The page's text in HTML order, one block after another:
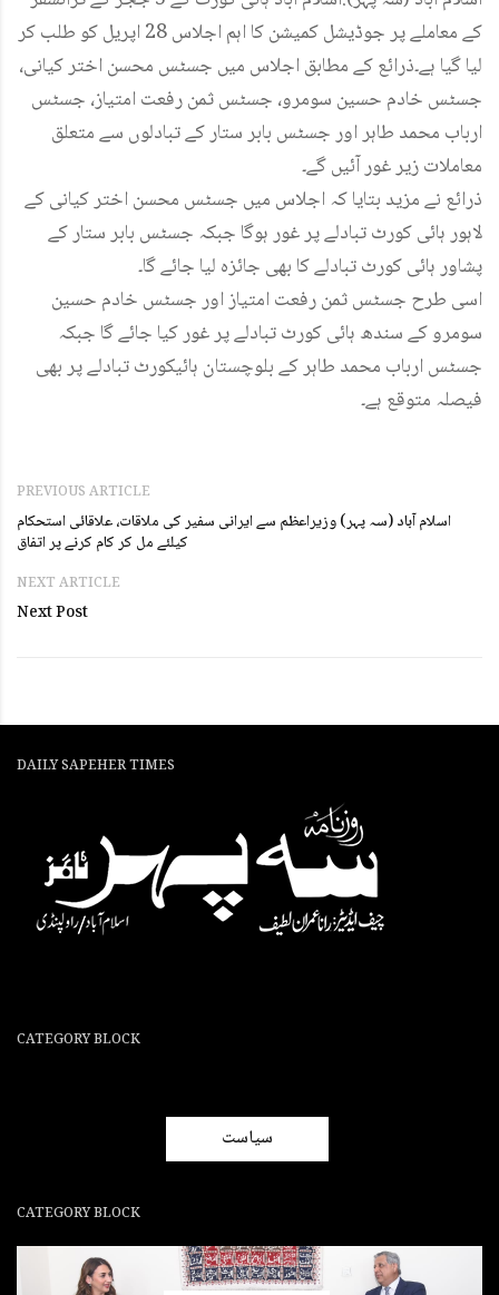
کے معاملے پر جوڈیشل کمیشن کا اہم اجلاس 28 اپریل کو طلب کر
لیا گیا ہے۔ذرائع کے مطابق اجلاس میں جسٹس محسن اختر کیانی،
جسٹس خادم حسین سومرو، جسٹس ثمن رفعت امتیاز، جسٹس
ارباب محمد طاہر اور جسٹس بابر ستار کے تبادلوں سے متعلق
معاملات زیر غور آئیں گے۔
ذرائع نے مزید بتایا کہ اجلاس میں جسٹس محسن اختر کیانی کے
لاہور ہائی کورٹ تبادلے پر غور ہوگا جبکہ جسٹس بابر ستار کے
پشاور ہائی کورٹ تبادلے کا بھی جائزہ لیا جائے گا۔
اسی طرح جسٹس ثمن رفعت امتیاز اور جسٹس خادم حسین
سومرو کے سندھ ہائی کورٹ تبادلے پر غور کیا جائے گا جبکہ
جسٹس ارباب محمد طاہر کے بلوچستان ہائیکورٹ تبادلے پر بھی
فیصلہ متوقع ہے۔
PREVIOUS ARTICLE
اسلام آباد (سہ پہر) وزیراعظم سے ایرانی سفیر کی ملاقات، علاقائی استحکام
کیلئے مل کر کام کرنے پر اتفاق
NEXT ARTICLE
Next Post
DAILY SAPEHER TIMES
CATEGORY BLOCK
سیاست
CATEGORY BLOCK